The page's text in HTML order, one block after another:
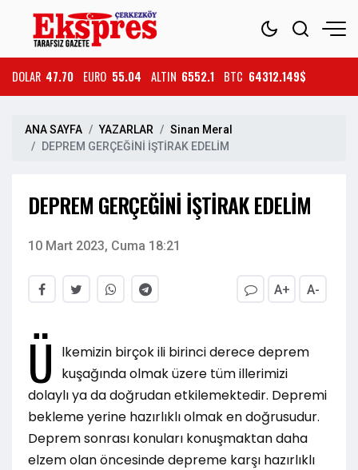
DOLAR 47.70 EURO 55.04 ALTIN 6552.1 BTC 64312.149$
ANA SAYFA YAZARLAR
Sinan Meral
DEPREM GERÇEĞİNİ İŞTİRAK EDELİM
DEPREM GERÇEĞİNİ İŞTİRAK EDELİM
10 Mart 2023, Cuma 18:21
A+ A-
Ü
lkemizin birçok ili birinci derece deprem
kuşağında olmak üzere tüm illerimizi
dolaylı ya da doğrudan etkilemektedir. Depremi
bekleme yerine hazırlıklı olmak en doğrusudur.
Deprem sonrası konuları konuşmaktan daha
elzem olan öncesinde depreme karşı hazırlıklı